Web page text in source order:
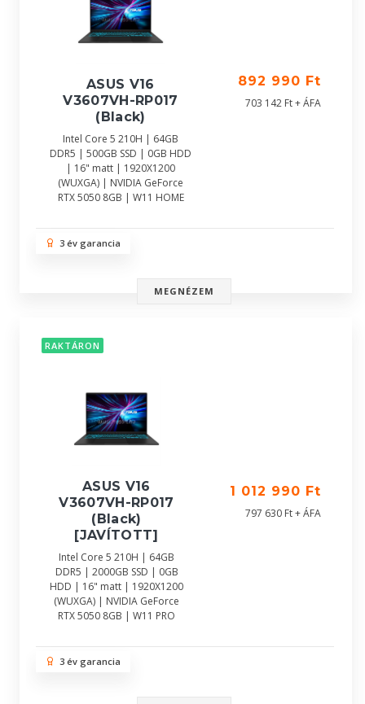
ASUS V16
V3607VH-RP017
(Black)
Intel Core 5 210H | 64GB
DDR5 | 500GB SSD | 0GB HDD
| 16" matt | 1920X1200
(WUXGA) | NVIDIA GeForce
RTX 5050 8GB | W11 HOME
892 990 Ft
703 142 Ft + ÁFA
3 év garancia
MEGNÉZEM
RAKTÁRON
ASUS V16
V3607VH-RP017
(Black)
[JAVÍTOTT]
Intel Core 5 210H | 64GB
DDR5 | 2000GB SSD | 0GB
HDD | 16" matt | 1920X1200
(WUXGA) | NVIDIA GeForce
RTX 5050 8GB | W11 PRO
1 012 990 Ft
797 630 Ft + ÁFA
3 év garancia